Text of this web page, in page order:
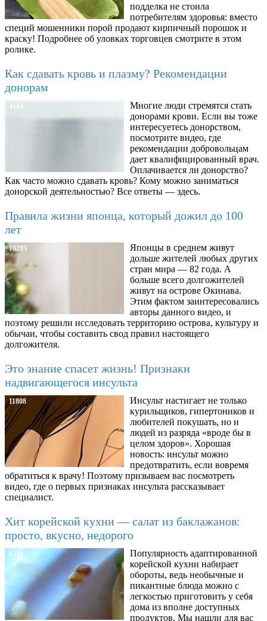
подделка не стоила
потребителям здоровья: вместо
специй мошенники порой продают кирпичный порошок и
краску! Подробнее об уловках торговцев смотрите в этом
ролике.
Как сдавать кровь и плазму? Рекомендации
донорам
4143
Многие люди стремятся стать
донорами крови. Если вы тоже
интересуетесь донорством,
посмотрите видео, где
рекомендации добровольцам
дает квалифицированный врач.
Оплачивается ли донорство?
Как часто можно сдавать кровь? Кому можно заниматься
донорской деятельностью? Все ответы — здесь.
Правила жизни японца, который дожил до 100
лет
10283
Японцы в среднем живут
дольше жителей любых других
стран мира — 82 года. А
больше всего долгожителей
живут на острове Окинава.
Этим фактом заинтересовались
авторы данного видео, и
поэтому решили исследовать территорию острова, культуру и
обычаи, чтобы составить свод правил настоящего
долгожителя.
Это знание спасет жизнь! Признаки
надвигающегося инсульта
11808
Инсульт настигает не только
курильщиков, гипертоников и
любителей покушать, но и
людей из разряда «вроде бы в
целом здоров». Хорошая
новость: инсульт можно
предотвратить, если вовремя
обратиться к врачу! Поэтому призываем вас посмотреть
видео, где о первых признаках инсульта рассказывает
специалист.
Хит корейской кухни — салат из баклажанов:
просто, вкусно, недорого
6734
Популярность адаптированной
корейской кухни набирает
обороты, ведь необычные и
пикантные блюда можно с
легкостью приготовить у себя
дома из вполне доступных
продуктов. Мы нашли для вас